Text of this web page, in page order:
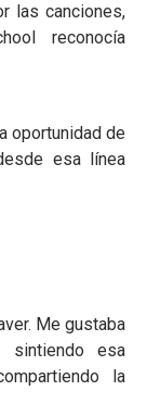
las canciones,
reconocía
oportunidad de
esa línea
Me gustaba
sintiendo esa
la